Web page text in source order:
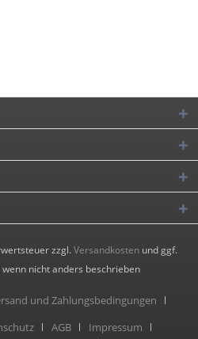
zzgl.Versandkosten und ggf.
nicht anders beschrieben
und Zahlungsbedingungen
AGB Impressum